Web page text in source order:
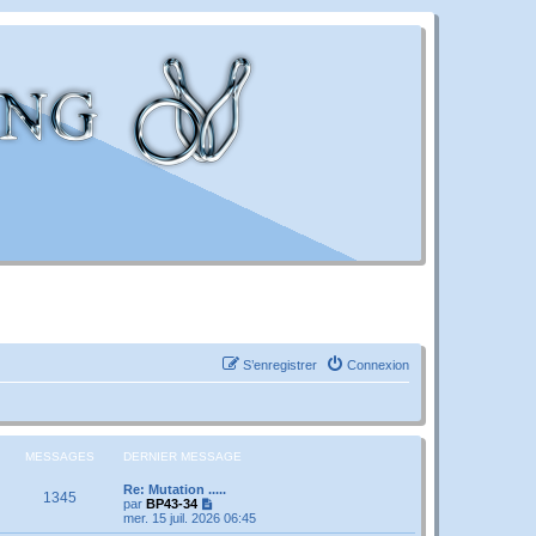
Connexion
S’enregistrer
MESSAGES DERNIER MESSAGE
1345
Re: Mutation .....
par BP43-34
o
i
mer. 15 juil. 2026 06:45